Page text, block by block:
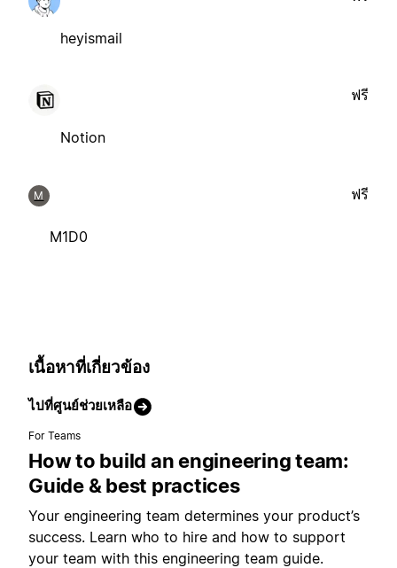
heyismail
Notion
ฟรี
M
M1D0
ฟรี
เนื้อหาที่เกี่ยวข้อง
ไปที่ศูนย์ช่วยเหลือ
For Teams
How to build an engineering team:
Guide & best practices
Your engineering team determines your product’s
success. Learn who to hire and how to support
your team with this engineering team guide.